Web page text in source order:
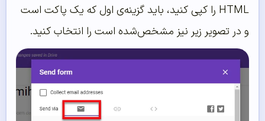
HTML را کپی کنید، باید گزینه‌ی اول که یک پاکت است
و در تصویر زیر نیز مشخص‌شده است را انتخاب کنید.